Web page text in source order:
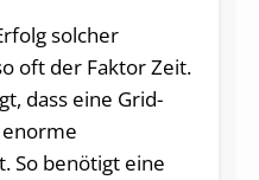
solcher
oft der Faktor Zeit.
dass eine Grid-
So benötigt eine